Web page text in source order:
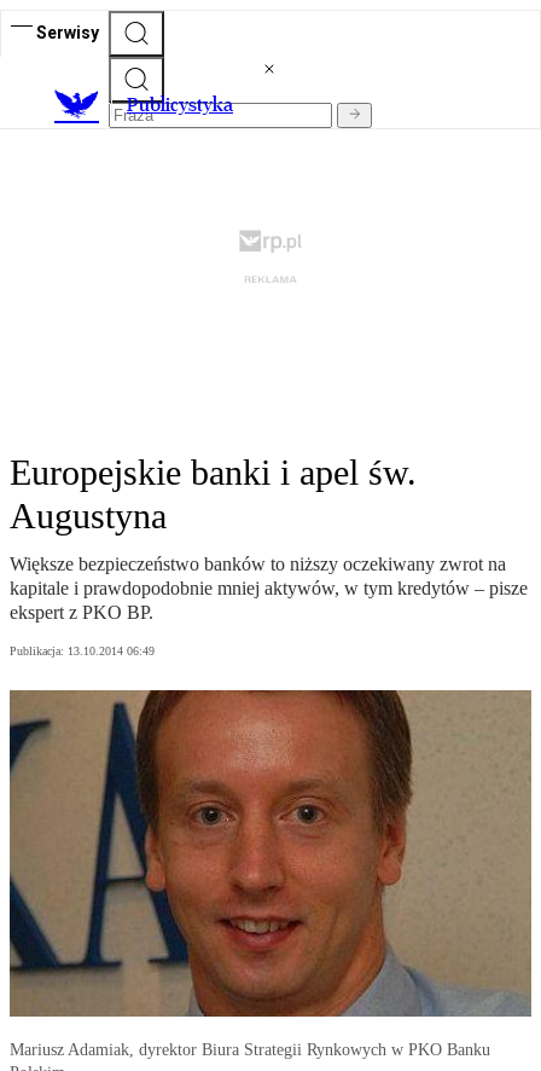
Serwisy
Publicystyka
Europejskie banki i apel św.
Augustyna
Większe bezpieczeństwo banków to niższy oczekiwany zwrot na
kapitale i prawdopodobnie mniej aktywów, w tym kredytów – pisze
ekspert z PKO BP.
Publikacja: 13.10.2014 06:49
Mariusz Adamiak, dyrektor Biura Strategii Rynkowych w PKO Banku